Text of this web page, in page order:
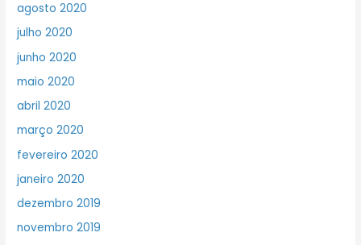
agosto 2020
julho 2020
junho 2020
maio 2020
abril 2020
março 2020
fevereiro 2020
janeiro 2020
dezembro 2019
novembro 2019